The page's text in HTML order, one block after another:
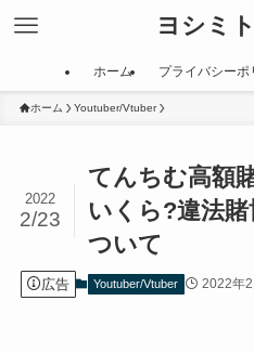
ヨシミ
ホーム プライバシーポ
ホーム Youtuber/Vtuber
てんちむ高額
いくら?違法
ついて
2022
2/23
広告 Youtuber/Vtuber 2022年